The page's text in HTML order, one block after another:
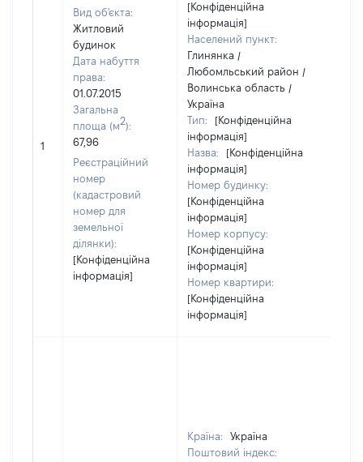
1
Вид об'єкта:
Житловий
будинок
Дата набуття
права:
01.07.2015
Загальна
площа (м2):
67,96
Реєстраційний
номер
(кадастровий
номер для
земельної
ділянки):
[Конфіденційна
інформація]
[Конфіденційна
інформація]
Населений пункт:
Глинянка /
Любомльський район /
Волинська область /
Україна
Тип:
[Конфіденційна
інформація]
Назва:
[Конфіденційна
інформація]
Номер будинку:
[Конфіденційна
інформація]
Номер корпусу:
[Конфіденційна
інформація]
Номер квартири:
[Конфіденційна
інформація]
Країна:
Україна
Поштовий індекс: